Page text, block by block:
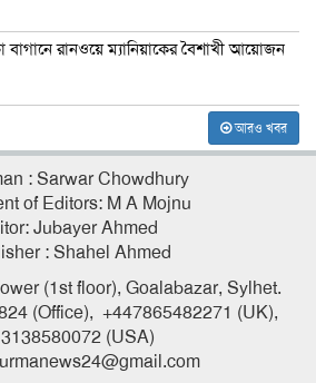
বাগানে রানওয়ে ম্যানিয়াকের বৈশাখী আয়োজন
আরও খবর
: Sarwar Chowdhury
of Editors: M A Mojnu
Jubayer Ahmed
: Shahel Ahmed
(1st floor), Goalabazar, Sylhet.
(Office), +447865482271 (UK),
(USA)